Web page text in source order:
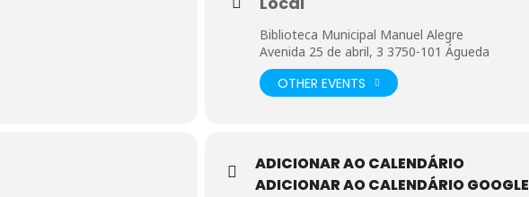
Biblioteca Municipal Manuel Alegre
Avenida 25 de abril, 3 3750-101 Águeda
OTHER EVENTS
ADICIONAR AO CALENDÁRIO
ADICIONAR AO CALENDÁRIO GOOGLE